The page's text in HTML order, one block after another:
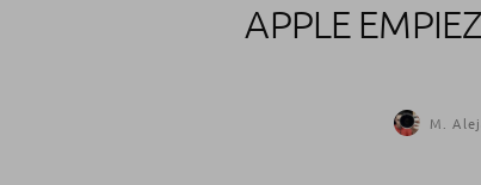
APPLE
M.